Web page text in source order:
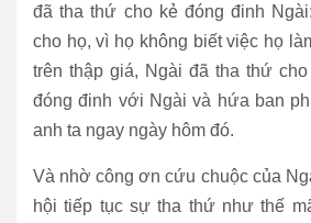
đã tha thứ cho kẻ đóng đinh
cho họ, vì họ không biết việc họ
trên thập giá, Ngài đã tha thứ
đóng đinh với Ngài và hứa ban
anh ta ngay ngày hôm đó.
Và nhờ công ơn cứu chuộc của
hội tiếp tục sự tha thứ như thế